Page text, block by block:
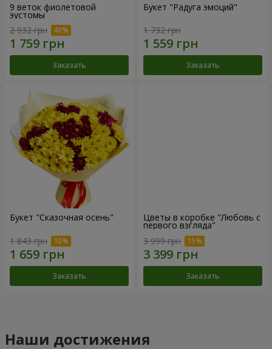
9 веток фиолетовой
эустомы
2 932 грн
Заказать
Букет "Радуга эмоций"
1 732 грн
Заказать
Букет "Сказочная осень"
1 843 грн
Заказать
Цветы в коробке "Любовь с
первого взгляда"
3 999 грн
Заказать
Наши достижения